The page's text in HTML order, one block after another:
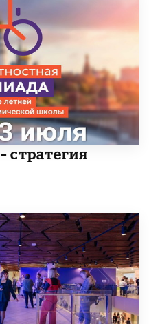
стратегия